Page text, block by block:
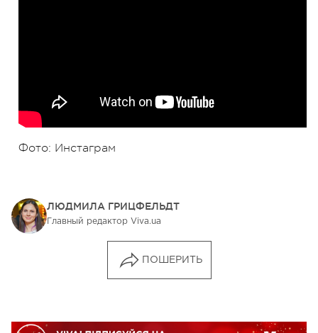
Фото: Инстаграм
ЛЮДМИЛА ГРИЦФЕЛЬДТ
Главный редактор Viva.ua
ПОШЕРИТЬ